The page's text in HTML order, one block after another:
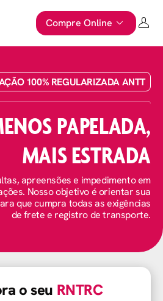
Compre Online
100% REGULARIZADA ANTT
E
PAPELADA,
MAIS ESTRADA
apreensões e impedimento em
Nosso objetivo é orientar sua
que cumpra todas as exigências
de frete e registro de transporte.
o seu RNTRC